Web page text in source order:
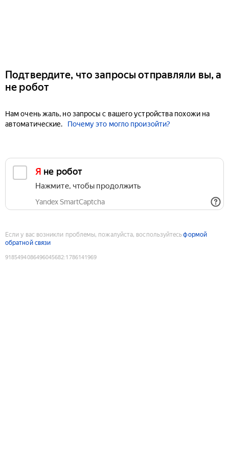
Подтвердите, что запросы отправляли вы, а
не робот
Нам очень жаль, но запросы с вашего устройства похожи на
автоматические.
Почему это могло произойти?
Я не робот
Нажмите, чтобы продолжить
Yandex SmartCaptcha
Если у вас возникли проблемы, пожалуйста, воспользуйтесьформой
обратной связи
9185494086496045682:1786141969